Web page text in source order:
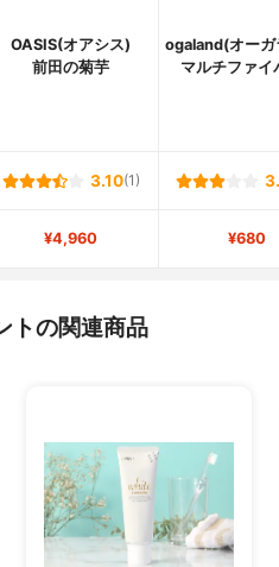
OASIS(オアシス)
前田の菊芋
ogaland(オーガ
マルチファイ
3.10(1)
¥4,960 ¥680
トの関連商品